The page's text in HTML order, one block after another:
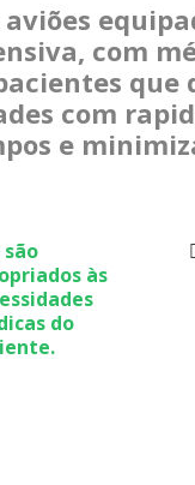
aviões
com
que
com
e
são
às
do